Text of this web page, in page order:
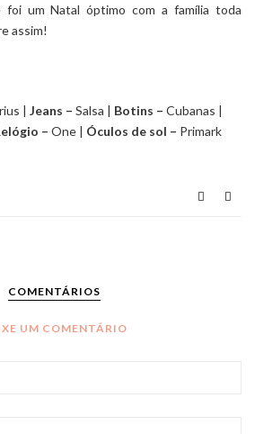
foi um Natal óptimo com a família toda
assim!
| Jeans – Salsa | Botins – Cubanas |
– One | Óculos de sol – Primark
COMENTÁRIOS
UM COMENTÁRIO